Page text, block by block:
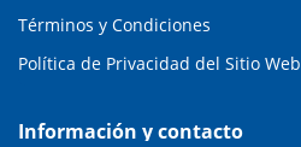
Términos y Condiciones
Política de Privacidad del Sitio Web
Información y contacto